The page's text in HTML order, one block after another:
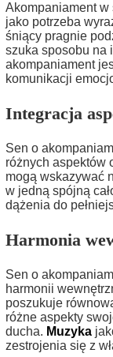
Akompaniament
jako potrzeba
śniący pragnie
szuka sposobu na
akompaniament
komunikacji
Integracja
Sen o
różnych aspektów
mogą wskazywać
w jedną spójną
dążenia do
Harmonia
Sen o
harmonii
poszukuje
różne aspekty
ducha. Muzyka
zestrojenia się z